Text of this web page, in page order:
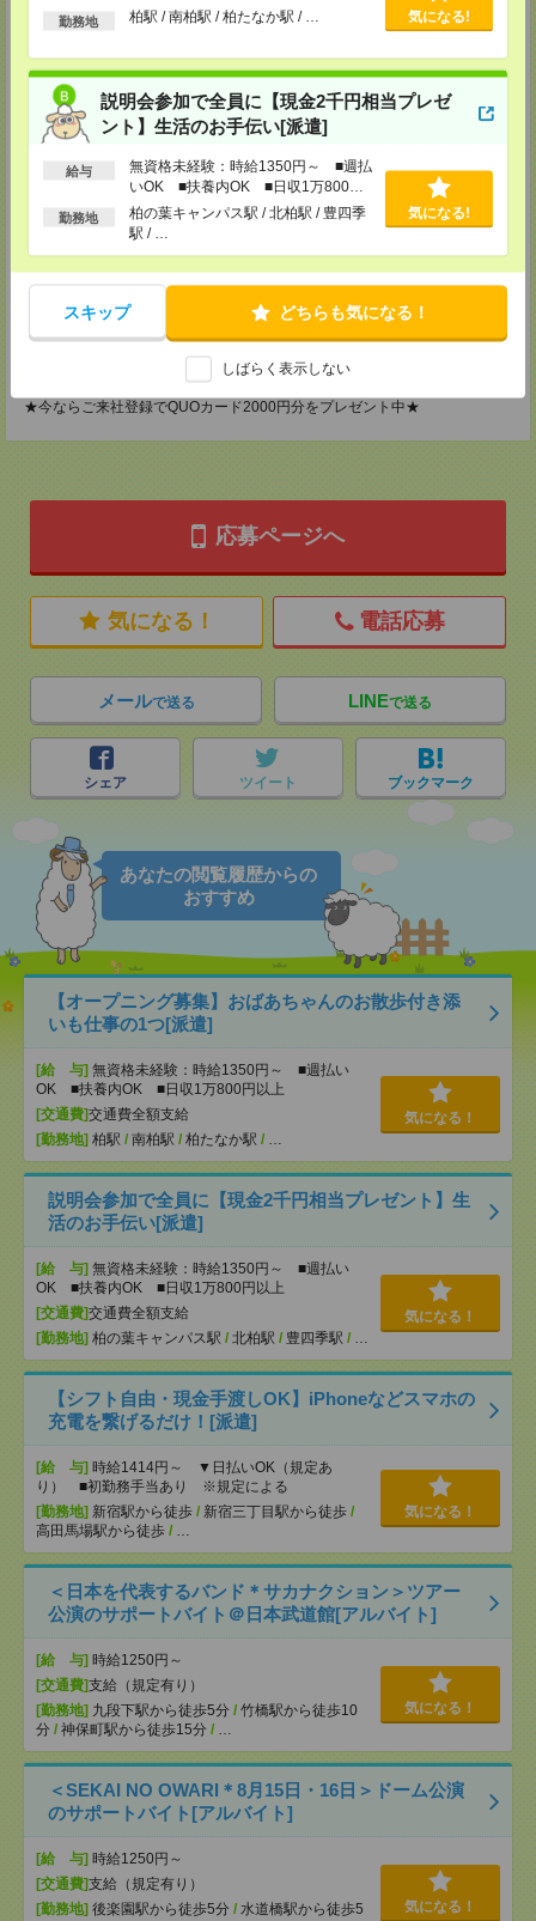
以上
勤務地 柏駅 / 南柏駅 / 柏たなか駅 / … 気になる!
説明会参加で全員に【現金2千円相当プレゼ
ント】生活のお手伝い[派遣]
給与
無資格未経験：時給1350円～ ■週払
いOK ■扶養内OK ■日収1万800円
以上
勤務地
柏の葉キャンパス駅 / 北柏駅 / 豊四季
駅 / …
気になる!
スキップ どちらも気になる！
しばらく表示しない
メディカルケア事業部 立川事業所
TEL：0120-934-200
MAIL：tenshoku@nikken-ts.jp
担当：採用担当
メディカルケア事業部 町田オフィス
TEL：0120-453-285
tenshoku@nikken-ts.jp
メディカルケア事業部 横浜オフィス
2F B区画
TEL：0120-901-799
MAIL：tenshoku@nikken-ts.jp
担当：採用担当
★今ならご来社登録でQUOカード2000円分をプレゼント中★
応募ページへ
気になる！ 電話応募
メールで送る LINEで送る
シェア ツイート ブックマーク
あなたの閲覧履歴からの
おすすめ
【オープニング募集】おばあちゃんのお散歩付き添
いも仕事の1つ[派遣]
[給 与] 無資格未経験：時給1350円～ ■週払い
OK ■扶養内OK ■日収1万800円以上
[交通費]交通費全額支給
[勤務地] 柏駅 / 南柏駅 / 柏たなか駅 / …
気になる！
説明会参加で全員に【現金2千円相当プレゼント】生
活のお手伝い[派遣]
[給 与] 無資格未経験：時給1350円～ ■週払い
OK ■扶養内OK ■日収1万800円以上
[交通費]交通費全額支給
[勤務地] 柏の葉キャンパス駅 / 北柏駅 / 豊四季駅 / …
気になる！
【シフト自由・現金手渡しOK】iPhoneなどスマホの
充電を繋げるだけ！[派遣]
[給 与] 時給1414円～ ▼日払いOK（規定あ
り） ■初勤務手当あり ※規定による
[勤務地] 新宿駅から徒歩 / 新宿三丁目駅から徒歩 /
高田馬場駅から徒歩 / …
気になる！
＜日本を代表するバンド＊サカナクション＞ツアー
公演のサポートバイト＠日本武道館[アルバイト]
[給 与] 時給1250円～
[交通費]支給（規定有り）
[勤務地] 九段下駅から徒歩5分 / 竹橋駅から徒歩10
分 / 神保町駅から徒歩15分 / …
気になる！
＜SEKAI NO OWARI＊8月15日・16日＞ドーム公演
のサポートバイト[アルバイト]
[給 与] 時給1250円～
[交通費]支給（規定有り）
[勤務地] 後楽園駅から徒歩5分 / 水道橋駅から徒歩5
気になる！